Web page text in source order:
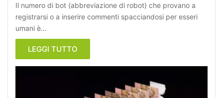
Il numero di bot (abbreviazione di robot) che provano a
registrarsi o a inserire commenti spacciandosi per esseri
umani è…
LEGGI TUTTO